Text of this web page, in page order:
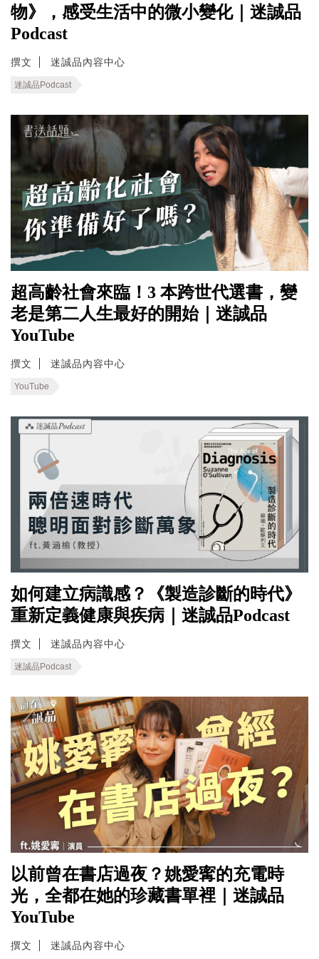
物》，感受生活中的微小變化｜迷誠品
Podcast
撰文 迷誠品內容中心
迷誠品Podcast
超高齡社會來臨！3 本跨世代選書，變
老是第二人生最好的開始｜迷誠品
YouTube
撰文 迷誠品內容中心
YouTube
如何建立病識感？《製造診斷的時代》
重新定義健康與疾病｜迷誠品Podcast
撰文 迷誠品內容中心
迷誠品Podcast
以前曾在書店過夜？姚愛寗的充電時
光，全都在她的珍藏書單裡｜迷誠品
YouTube
撰文 迷誠品內容中心